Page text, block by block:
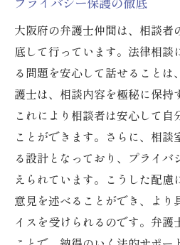
大阪府の弁護士仲間は、相談者
底して行っています。法律相談
る問題を安心して話せることは
護士は、相談内容を極秘に保持
これにより相談者は安心して自
ことができます。さらに、相談
る設計となっており、プライバ
えられています。こうした配慮
意見を述べることができ、より
イスを受けられるのです。弁護